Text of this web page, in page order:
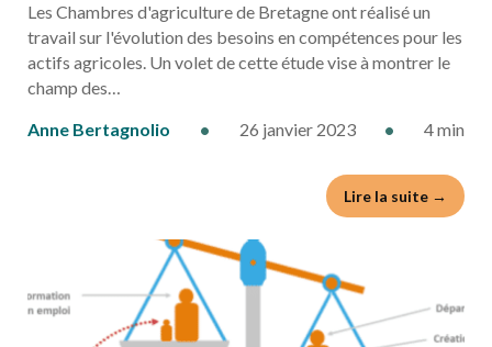
Les Chambres d'agriculture de Bretagne ont réalisé un
travail sur l'évolution des besoins en compétences pour les
actifs agricoles. Un volet de cette étude vise à montrer le
champ des…
Anne Bertagnolio
• 26 janvier 2023 • 4 min
Lire la suite →